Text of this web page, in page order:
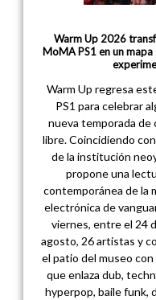
Warm Up 2026
MoMA PS1 en un
Warm Up regresa
PS1 para celebrar
nueva temporada de
libre. Coincidiendo con
de la institución
propone una
contemporánea de la
electrónica de
viernes, entre el 24
agosto, 26 artistas y
el patio del museo
que enlaza dub,
hyperpop, baile funk,